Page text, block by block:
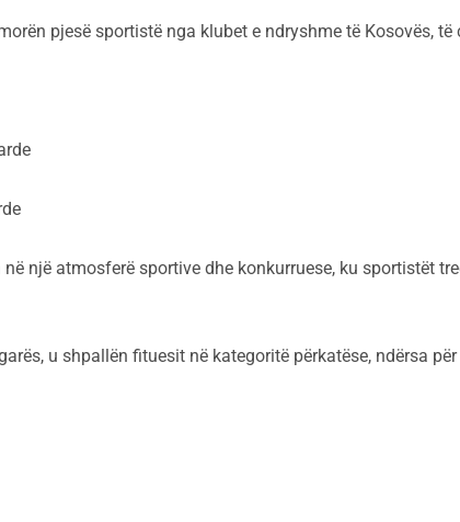
pjesë sportistë nga klubet e ndryshme të Kosovës,
një atmosferë sportive dhe konkurruese, ku sportistët
u shpallën fituesit në kategoritë përkatëse, ndërsa